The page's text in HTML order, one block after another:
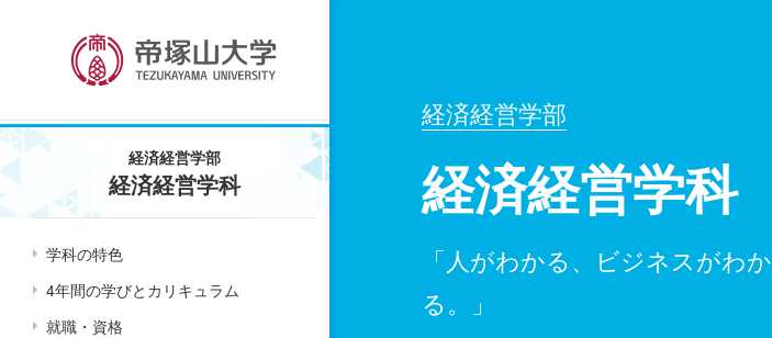
経済経営学部
経済経営学科
学科の特色
4年間の学びとカリキュラム
就職・資格
経済経営学部
経済経営学科
「人がわかる、ビジネスがわか
る。」